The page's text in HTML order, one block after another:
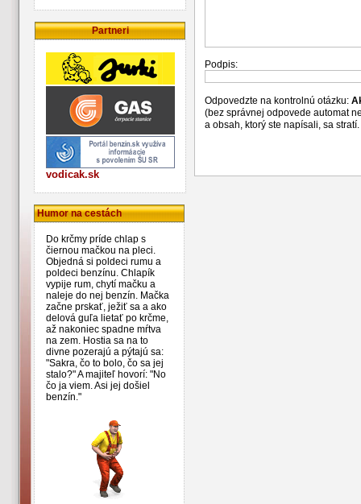
Partneri
vodicak.sk
Humor na cestách
Do krčmy príde chlap s
čiernou mačkou na pleci.
Objedná si poldeci rumu a
poldeci benzínu. Chlapík
vypije rum, chytí mačku a
naleje do nej benzín. Mačka
začne prskať, ježiť sa a ako
delová guľa lietať po krčme,
až nakoniec spadne mŕtva
na zem. Hostia sa na to
divne pozerajú a pýtajú sa:
"Sakra, čo to bolo, čo sa jej
stalo?" A majiteľ hovorí: "No
čo ja viem. Asi jej došiel
benzín."
Podpis:
Odpovedzte na kontrolnú otázku:
(bez správnej odpovede automat
a obsah, ktorý ste napísali, sa